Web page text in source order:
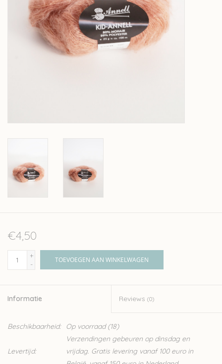
€4,50
+
-
TOEVOEGEN AAN WINKELWAGEN
Informatie Reviews (0)
Beschikbaarheid: Op voorraad(18)
Levertijd:
Verzendingen gebeuren op dinsdag en
vrijdag. Gratis levering vanaf 100 euro in